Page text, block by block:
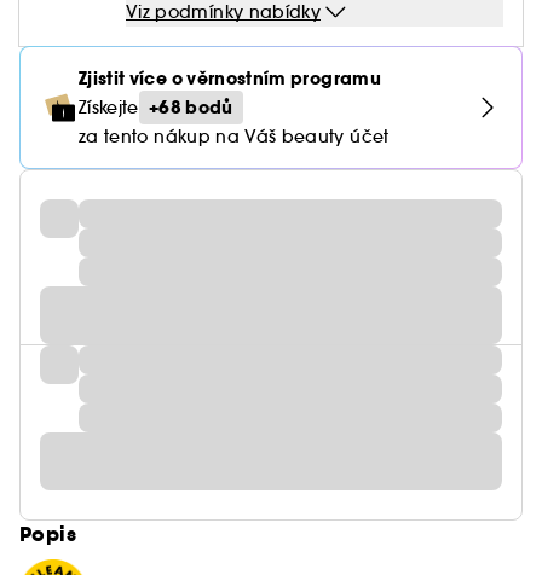
Viz podmínky nabídky
Zjistit více o věrnostním programu
Získejte +68 bodů
za tento nákup na Váš beauty účet
Popis